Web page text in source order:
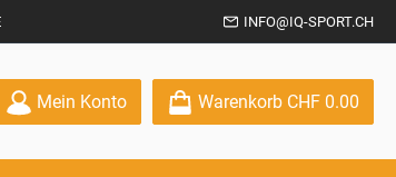
INFO@IQ-SPORT.CH
0 Produkte auf dem Merkzettel
Mein Konto Warenkorb CHF 0.00